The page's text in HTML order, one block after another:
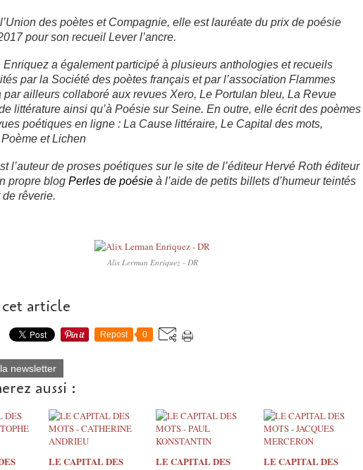
Union des poètes et Compagnie, elle est lauréate du prix de poésie
pour son recueil Lever l’ancre.
Enriquez a également participé à plusieurs anthologies et recueils
par la Société des poètes français et par l’association Flammes
par ailleurs collaboré aux revues Xero, Le Portulan bleu, La Revue
littérature ainsi qu’à Poésie surSeine. En outre, elle écrit des poèmes
poétiques en ligne : La Cause littéraire, Le Capital des mots,
etLichen
l’auteur de proses poétiques sur le site de l’éditeur Hervé Roth éditeur
propre blog Perles de poésie à l’aide de petits billets d’humeur teintés
de rêverie.
Alix Lerman Enriquez - DR
article
Repost 0
newsletter
aussi :
LE CAPITAL DES
LE CAPITAL DES
LE CAPITAL DES